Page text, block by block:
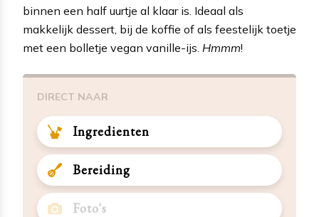
binnen een half uurtje al klaar is. Ideaal als
makkelijk dessert, bij de koffie of als feestelijk toetje
met een bolletje vegan vanille-ijs. Hmmm!
DIRECT NAAR
Ingredienten
Bereiding
Foto's